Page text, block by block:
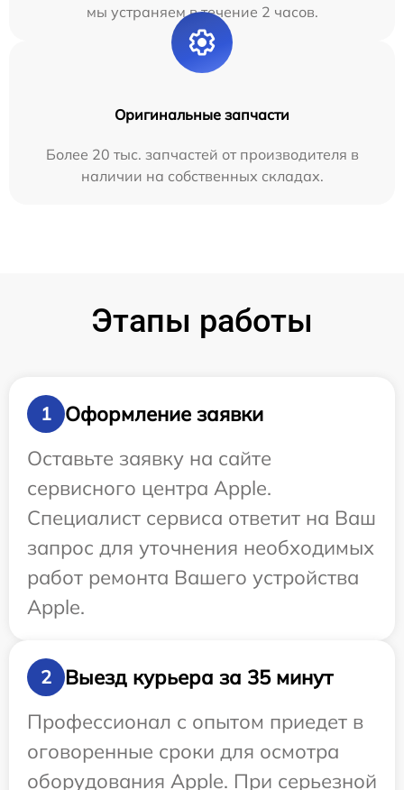
мы устраняем в течение 2 часов.
Оригинальные запчасти
Более 20 тыс. запчастей от производителя в
наличии на собственных складах.
Этапы работы
1
Оформление заявки
Оставьте заявку на сайте
сервисного центра Apple.
Специалист сервиса ответит на Ваш
запрос для уточнения необходимых
работ ремонта Вашего устройства
Apple.
2
Выезд курьера за 35 минут
Профессионал с опытом приедет в
оговоренные сроки для осмотра
оборудования Apple. При серьезной